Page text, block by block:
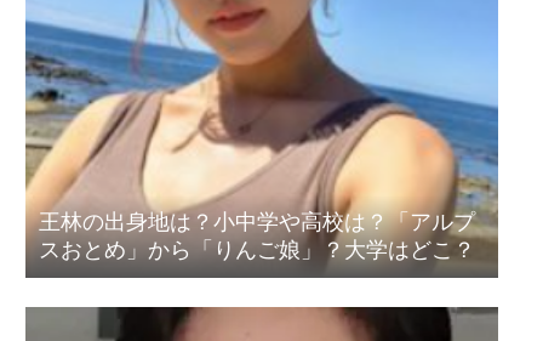
王林の出身地は？小中学や高校は？「アルプ
スおとめ」から「りんご娘」？大学はどこ？